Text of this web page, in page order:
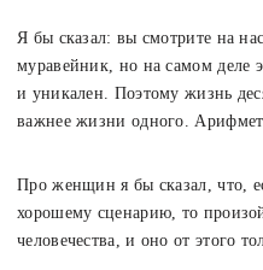
Я бы сказал: вы смотрите на
муравейник, но на самом деле
и уникален. Поэтому жизнь
важнее жизни одного.
Про женщин я бы сказал, что,
хорошему сценарию, то
человечества, и оно от этого